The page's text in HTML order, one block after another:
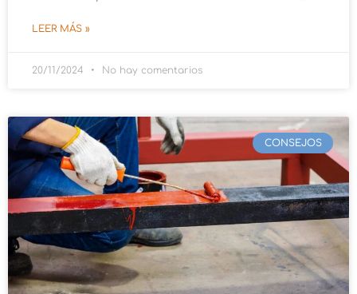
LEER MÁS »
20/11/2024 No hay comentarios
CONSEJOS